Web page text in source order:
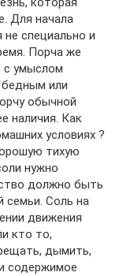
Для начала
не специально и
Порча же
с умыслом
бедным или
обычной
наличия. Как
условиях ?
тихую
нужно
должно быть
семьи. Соль на
движения
кто то,
дымить,
содержимое